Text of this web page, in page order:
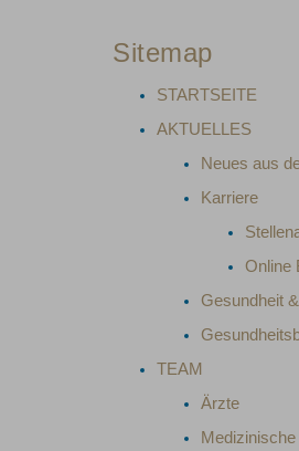
Sitemap
STARTSEITE
AKTUELLES
Neues aus
Karriere
Online
Gesundheit
TEAM
Ärzte